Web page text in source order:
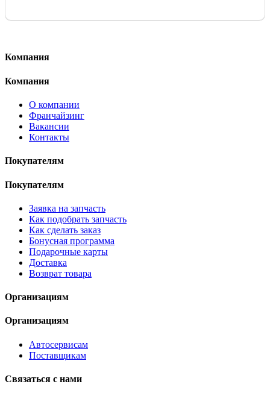
Компания
Компания
О компании
Франчайзинг
Вакансии
Контакты
Покупателям
Покупателям
Заявка на запчасть
Как подобрать запчасть
Как сделать заказ
Бонусная программа
Подарочные карты
Доставка
Возврат товара
Организациям
Организациям
Автосервисам
Поставщикам
Связаться с нами